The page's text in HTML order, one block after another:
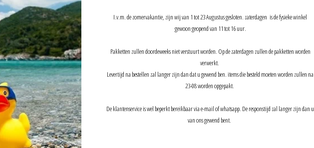
I.v.m. de zomervakantie, zijn wij van 1 tot 23 Augustus gesloten. zaterdagen is de fysieke winkel
gewoon geopend van 11 tot 16 uur.
Pakketten zullen doordeweeks niet verstuurt worden. Op de zaterdagen zullen de pakketten worden
verwerkt.
Levertijd na bestellen zal langer zijn dan dat u gewend ben. items die besteld moeten worden zullen na
23-08 worden opgepakt.
De klantenservice is wel beperkt bereikbaar via e-mail of whatsapp. De responstijd zal langer zijn dan u
van ons gewend bent.